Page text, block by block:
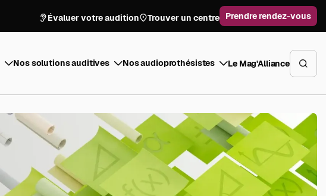
Évaluer votre audition Trouver un centre Prendre rendez-vous
Nos solutions auditives Nos audioprothésistes Le Mag'Alliance